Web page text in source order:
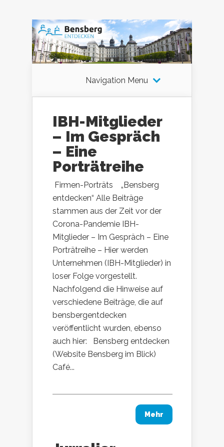
Navigation Menu
IBH-Mitglieder
– Im Gespräch
– Eine
Porträtreihe
Firmen-Porträts „Bensberg
entdecken“ Alle Beiträge
stammen aus der Zeit vor der
Corona-Pandemie IBH-
Mitglieder – Im Gespräch – Eine
Porträtreihe – Hier werden
Unternehmen (IBH-Mitglieder) in
loser Folge vorgestellt.
Nachfolgend die Hinweise auf
verschiedene Beiträge, die auf
bensbergentdecken
veröffentlicht wurden, ebenso
auch hier: Bensberg entdecken
(Website Bensberg im Blick)
Café...
Mehr